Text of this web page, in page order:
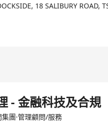
18 SALIBURY ROAD,
- 金融科技及合規
團·管理顧問/服務